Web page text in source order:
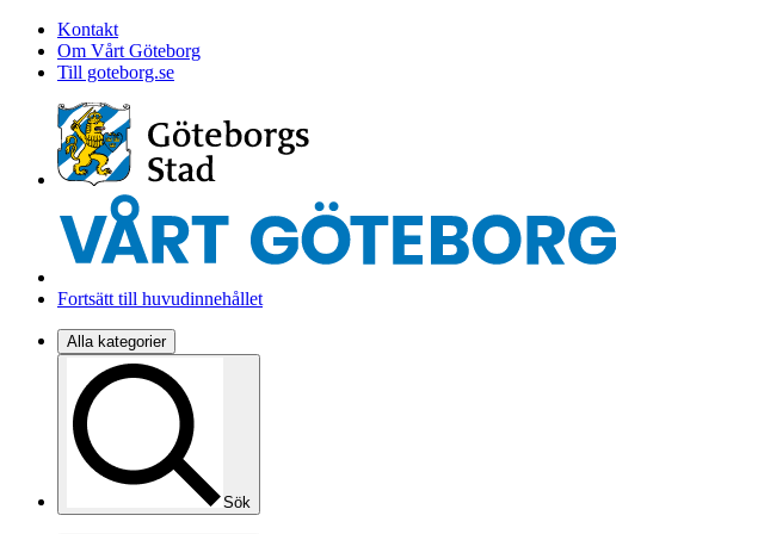
Kontakt
Om Vårt Göteborg
Till goteborg.se
Fortsätt till huvudinnehållet
Alla kategorier
Sök